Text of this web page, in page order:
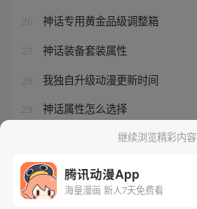
26 神话专用黄金品级调整箱
27 神话装备套装属性
28 我独自升级动漫更新时间
29 神话属性怎么选择
神话专属调整箱多少次继续浏览精彩内容
腾讯动漫App
海量漫画 新人7天免费看